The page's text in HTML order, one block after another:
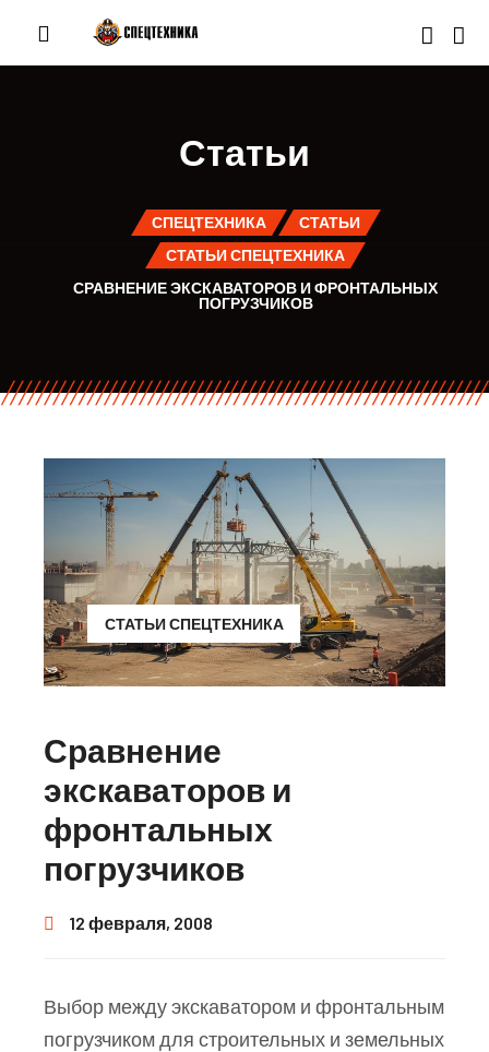
Статьи
СПЕЦТЕХНИКА
СТАТЬИ
СТАТЬИ СПЕЦТЕХНИКА
СРАВНЕНИЕ ЭКСКАВАТОРОВ И ФРОНТАЛЬНЫХ
ПОГРУЗЧИКОВ
СТАТЬИ СПЕЦТЕХНИКА
Сравнение
экскаваторов и
фронтальных
погрузчиков
12 февраля, 2008
Выбор между экскаватором и фронтальным
погрузчиком для строительных и земельных